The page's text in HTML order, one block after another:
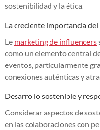
sostenibilidad y la ética.
La creciente importancia
Le marketing de influencers
como un elemento central
eventos, particularmente
conexiones auténticas y
Desarrollo sostenible y
Considerar aspectos de
en las colaboraciones con